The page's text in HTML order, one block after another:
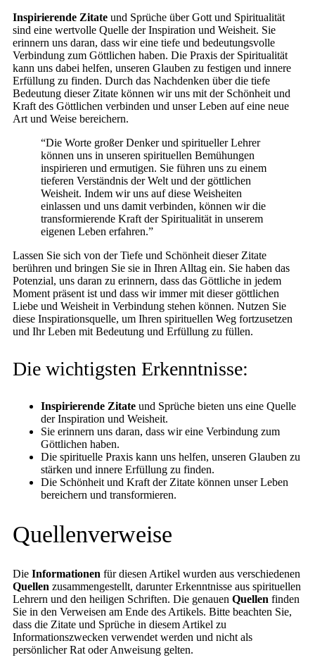
Inspirierende Zitate und Sprüche über Gott und Spiritualität
sind eine wertvolle Quelle der Inspiration und Weisheit. Sie
erinnern uns daran, dass wir eine tiefe und bedeutungsvolle
Verbindung zum Göttlichen haben. Die Praxis der Spiritualität
kann uns dabei helfen, unseren Glauben zu festigen und innere
Erfüllung zu finden. Durch das Nachdenken über die tiefe
Bedeutung dieser Zitate können wir uns mit der Schönheit und
Kraft des Göttlichen verbinden und unser Leben auf eine neue
Art und Weise bereichern.
“Die Worte großer Denker und spiritueller Lehrer
können uns in unseren spirituellen Bemühungen
inspirieren und ermutigen. Sie führen uns zu einem
tieferen Verständnis der Welt und der göttlichen
Weisheit. Indem wir uns auf diese Weisheiten
einlassen und uns damit verbinden, können wir die
transformierende Kraft der Spiritualität in unserem
eigenen Leben erfahren.”
Lassen Sie sich von der Tiefe und Schönheit dieser Zitate
berühren und bringen Sie sie in Ihren Alltag ein. Sie haben das
Potenzial, uns daran zu erinnern, dass das Göttliche in jedem
Moment präsent ist und dass wir immer mit dieser göttlichen
Liebe und Weisheit in Verbindung stehen können. Nutzen Sie
diese Inspirationsquelle, um Ihren spirituellen Weg fortzusetzen
und Ihr Leben mit Bedeutung und Erfüllung zu füllen.
Die wichtigsten Erkenntnisse:
Inspirierende Zitate und Sprüche bieten uns eine Quelle
der Inspiration und Weisheit.
Sie erinnern uns daran, dass wir eine Verbindung zum
Göttlichen haben.
Die spirituelle Praxis kann uns helfen, unseren Glauben zu
stärken und innere Erfüllung zu finden.
Die Schönheit und Kraft der Zitate können unser Leben
bereichern und transformieren.
Quellenverweise
Die Informationen für diesen Artikel wurden aus verschiedenen
Quellen zusammengestellt, darunter Erkenntnisse aus spirituellen
Lehrern und den heiligen Schriften. Die genauen Quellen finden
Sie in den Verweisen am Ende des Artikels. Bitte beachten Sie,
dass die Zitate und Sprüche in diesem Artikel zu
Informationszwecken verwendet werden und nicht als
persönlicher Rat oder Anweisung gelten.